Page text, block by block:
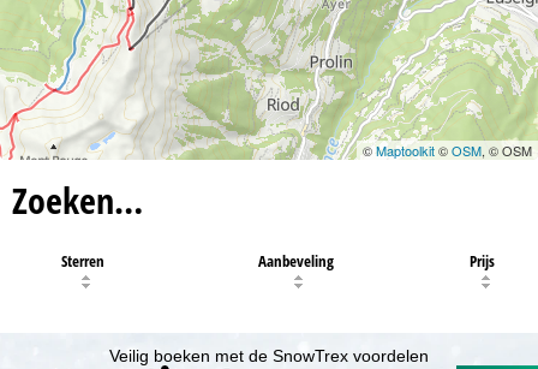
©Maptoolkit©OSM, © OSM
Zoeken…
Sterren Aanbeveling Prijs
Veilig boeken met de SnowTrex voordelen